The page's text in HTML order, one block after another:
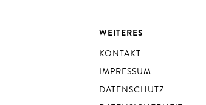
WEITERES
KONTAKT
IMPRESSUM
DATENSCHUTZ